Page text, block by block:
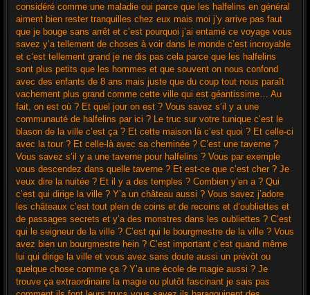
considéré comme une maladie oui parce que les halfelins en général
aiment bien rester tranquilles chez eux mais moi j’y arrive pas faut
que je bouge sans arrêt et c’est pourquoi j’ai entamé ce voyage vous
savez y’a tellement de choses à voir dans le monde c’est incroyable
et c’est tellement grand je ne dis pas cela parce que les halfelins
sont plus petits que les hommes et que souvent on nous confond
avec des enfants de 8 ans mais juste que du coup tout nous paraît
vachement plus grand comme cette ville qui est géantissime… Au
fait, on est où ? Et quel jour on est ? Vous savez s’il y a une
communauté de halfelins par ici ? Le truc sur votre tunique c’est le
blason de la ville c’est ça ? Et cette maison là c’est quoi ? Et celle-ci
avec la tour ? Et celle-là avec sa cheminée ? C’est une taverne ?
Vous savez s’il y a une taverne pour halfelins ? Vous par exemple
vous descendez dans quelle taverne ? Et est-ce que c’est cher ? Je
veux dire la nuitée ? Et il y a des temples ? Combien y’en a ? Qui
c’est qui dirige la ville ? Y’a un château aussi ? Vous savez j’adore
les châteaux c’est tout plein de coins et de recoins et d’oubliettes et
de passages secrets et y’a des monstres dans les oubliettes ? C’est
qui le seigneur de la ville ? C’est qui le bourgmestre de la ville ? Vous
avez bien un bourgmestre hein ? C’est important c’est quand même
lui qui dirige la ville et vous avez sans doute aussi un prévôt ou
quelque chose comme ça ? Y’a une école de magie aussi ? Je
trouve ça extraordinaire la magie ou plutôt fascinant je sais pas